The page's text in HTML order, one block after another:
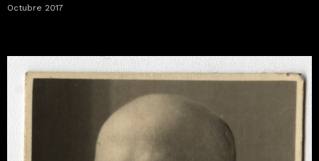
Octubre 2017